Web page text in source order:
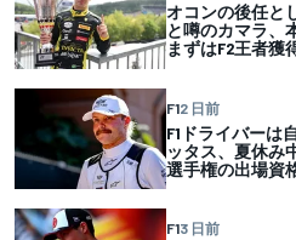
オコンの後任と
と噂のカマラ、
まずはF2王者獲
F12 日前
F1ドライバー
ッタス、夏休み
選手権の出場資
F13 日前